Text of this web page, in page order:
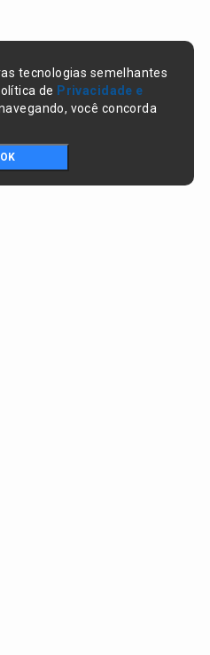
tecnologias semelhantes
de Privacidade e
você concorda
OK